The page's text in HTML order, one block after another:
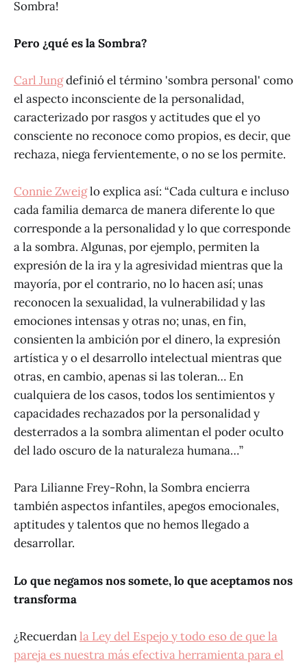
Sombra!
Pero ¿qué es la Sombra?
Carl Jungdefinió el término 'sombra personal' como
el aspecto inconsciente de la personalidad,
caracterizado por rasgos y actitudes que el yo
consciente no reconoce como propios, es decir, que
rechaza, niega fervientemente, o no se los permite.
Connie Zweiglo explica así: “Cada cultura ­e incluso
cada familia­ demarca de manera diferente lo que
corresponde a la personalidad y lo que corresponde
a la sombra. Algunas, por ejemplo, permiten la
expresión de la ira y la agresividad mientras que la
mayoría, por el contrario, no lo hacen así; unas
reconocen la sexualidad, la vulnerabilidad y las
emociones intensas y otras no; unas, en fin,
consienten la ambición por el dinero, la expresión
artística y o el desarrollo intelectual mientras que
otras, en cambio, apenas si las toleran… En
cualquiera de los casos, todos los sentimientos y
capacidades rechazados por la personalidad y
desterrados a la sombra alimentan el poder oculto
del lado oscuro de la naturaleza humana…”
Para Lilianne Frey-Rohn, la Sombra encierra
también aspectos infantiles, apegos emocionales,
aptitudes y talentos que no hemos llegado a
desarrollar.
Lo que negamos nos somete, lo que aceptamos nos
transforma
¿Recuerdanla Ley del Espejo y todo eso de que la
pareja es nuestra más efectiva herramienta para el